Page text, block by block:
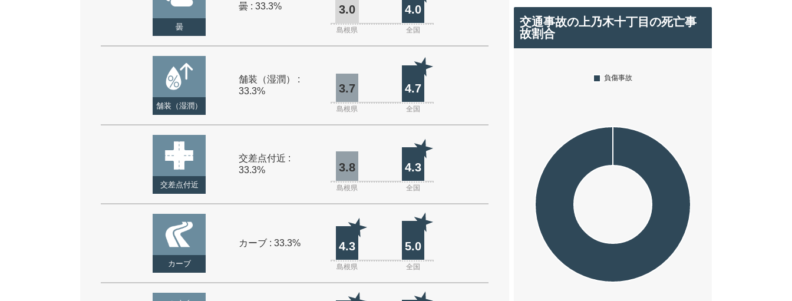
曇
曇 : 33.3% 3.0 4.0
島根県 全国
舗装（湿潤）
舗装（湿潤） :
33.3%
3.7 4.7
島根県 全国
交差点付近
交差点付近 :
33.3%
3.8 4.3
島根県 全国
カーブ
カーブ : 33.3% 4.3 5.0
島根県 全国
交通事故の上乃木十丁目の死亡事
故割合